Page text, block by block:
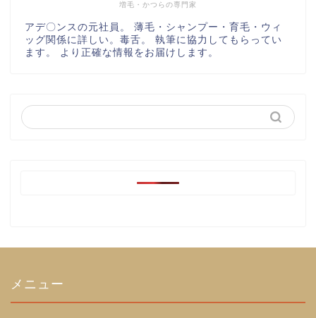
増毛・かつらの専門家
アデ〇ンスの元社員。 薄毛・シャンプー・育毛・ウィ
ッグ関係に詳しい。毒舌。 執筆に協力してもらってい
ます。 より正確な情報をお届けします。
メニュー